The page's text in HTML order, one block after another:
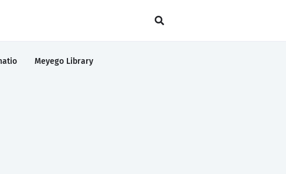
Meyego Library